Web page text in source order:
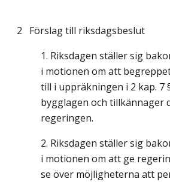
2 Förslag till riksdagsbeslut
Riksdagen ställer sig
i motionen om att
till i uppräkningen i 2 kap. 7
bygglagen och tillkännager
regeringen.
Riksdagen ställer sig
i motionen om att ge
se över möjligheterna att